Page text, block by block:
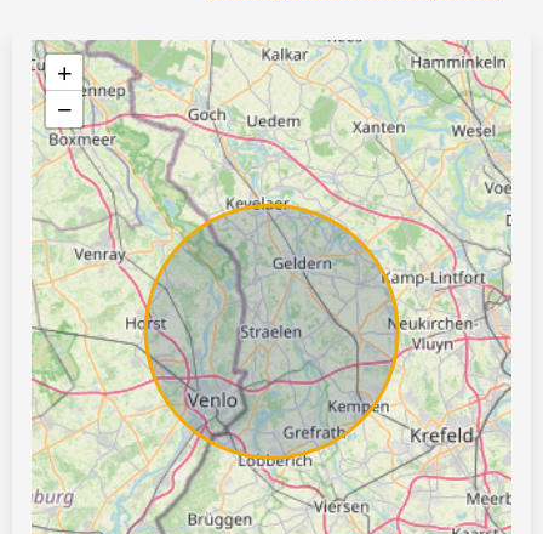
+
−